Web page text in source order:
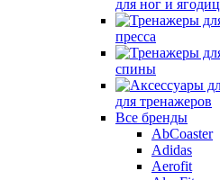
для ног и ягодиц
пресса
спины
для тренажеров
Все бренды
AbCoaster
Adidas
Aerofit